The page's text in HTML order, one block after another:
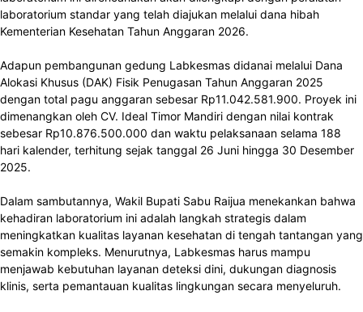
laboratorium standar yang telah diajukan melalui dana hibah
Kementerian Kesehatan Tahun Anggaran 2026.
Adapun pembangunan gedung Labkesmas didanai melalui Dana
Alokasi Khusus (DAK) Fisik Penugasan Tahun Anggaran 2025
dengan total pagu anggaran sebesar Rp11.042.581.900. Proyek ini
dimenangkan oleh CV. Ideal Timor Mandiri dengan nilai kontrak
sebesar Rp10.876.500.000 dan waktu pelaksanaan selama 188
hari kalender, terhitung sejak tanggal 26 Juni hingga 30 Desember
2025.
Dalam sambutannya, Wakil Bupati Sabu Raijua menekankan bahwa
kehadiran laboratorium ini adalah langkah strategis dalam
meningkatkan kualitas layanan kesehatan di tengah tantangan yang
semakin kompleks. Menurutnya, Labkesmas harus mampu
menjawab kebutuhan layanan deteksi dini, dukungan diagnosis
klinis, serta pemantauan kualitas lingkungan secara menyeluruh.